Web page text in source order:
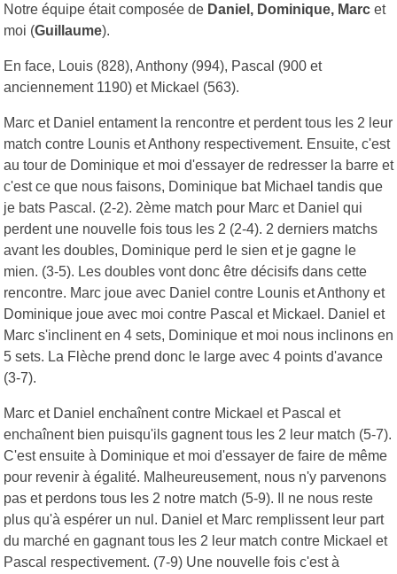
Notre équipe était composée de Daniel, Dominique, Marc et
moi (Guillaume).
En face, Louis (828), Anthony (994), Pascal (900 et
anciennement 1190) et Mickael (563).
Marc et Daniel entament la rencontre et perdent tous les 2 leur
match contre Lounis et Anthony respectivement. Ensuite, c'est
au tour de Dominique et moi d'essayer de redresser la barre et
c'est ce que nous faisons, Dominique bat Michael tandis que
je bats Pascal. (2-2). 2ème match pour Marc et Daniel qui
perdent une nouvelle fois tous les 2 (2-4). 2 derniers matchs
avant les doubles, Dominique perd le sien et je gagne le
mien. (3-5). Les doubles vont donc être décisifs dans cette
rencontre. Marc joue avec Daniel contre Lounis et Anthony et
Dominique joue avec moi contre Pascal et Mickael. Daniel et
Marc s'inclinent en 4 sets, Dominique et moi nous inclinons en
5 sets. La Flèche prend donc le large avec 4 points d'avance
(3-7).
Marc et Daniel enchaînent contre Mickael et Pascal et
enchaînent bien puisqu'ils gagnent tous les 2 leur match (5-7).
C'est ensuite à Dominique et moi d'essayer de faire de même
pour revenir à égalité. Malheureusement, nous n'y parvenons
pas et perdons tous les 2 notre match (5-9). Il ne nous reste
plus qu'à espérer un nul. Daniel et Marc remplissent leur part
du marché en gagnant tous les 2 leur match contre Mickael et
Pascal respectivement. (7-9) Une nouvelle fois c'est à